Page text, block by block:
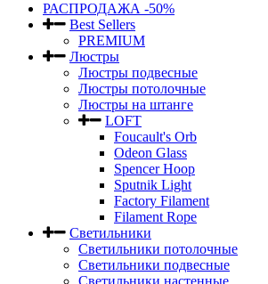
РАСПРОДАЖА -50%
Best Sellers
PREMIUM
Люстры
Люстры подвесные
Люстры потолочные
Люстры на штанге
LOFT
Foucault's Orb
Odeon Glass
Spencer Hoop
Sputnik Light
Factory Filament
Filament Rope
Светильники
Светильники потолочные
Светильники подвесные
Светильники настенные